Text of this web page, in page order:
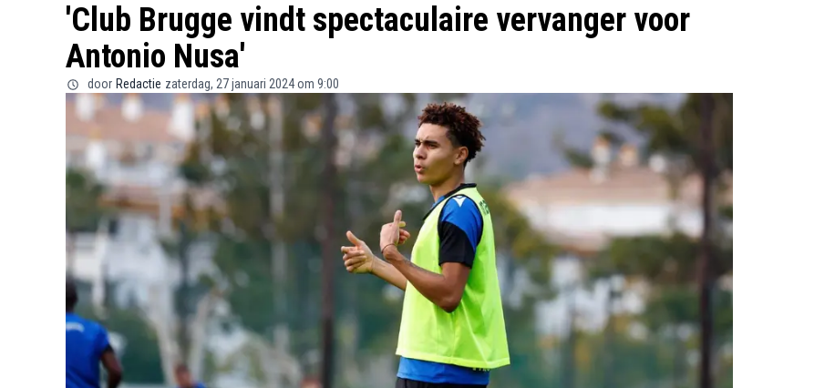
'Club Brugge vindt spectaculaire vervanger voor
Antonio Nusa'
door Redactie zaterdag, 27 januari 2024 om 9:00